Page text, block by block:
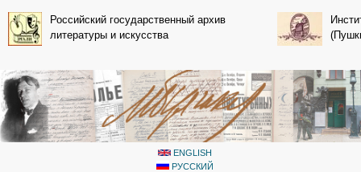
Перейти к основному
содержанию
Российский государственный архив
литературы и искусства
ENGLISH
РУССКИЙ